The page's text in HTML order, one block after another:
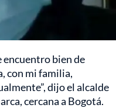
encuentro bien de
con mi familia,
dijo el alcalde
cercana a Bogotá.